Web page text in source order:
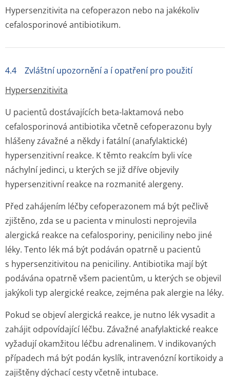
Hypersenzitivita na cefoperazon nebo na jakékoliv
cefalosporinové antibiotikum.
4.4 Zvláštní upozornění a í opatření pro použití
Hypersenzitivita
U pacientů dostávajících beta-laktamová nebo
cefalosporinová antibiotika včetně cefoperazonu byly
hlášeny závažné a někdy i fatální (anafylaktické)
hypersenzitivní reakce. K těmto reakcím byli více
náchylní jedinci, u kterých se již dříve objevily
hypersenzitivní reakce na rozmanité alergeny.
Před zahájením léčby cefoperazonem má být pečlivě
zjištěno, zda se u pacienta v minulosti neprojevila
alergická reakce na cefalosporiny, peniciliny nebo jiné
léky. Tento lék má být podáván opatrně u pacientů
s hypersenzitivitou na peniciliny. Antibiotika mají být
podávána opatrně všem pacientům, u kterých se objevil
jakýkoli typ alergické reakce, zejména pak alergie na léky.
Pokud se objeví alergická reakce, je nutno lék vysadit a
zahájit odpovídající léčbu. Závažné anafylaktické reakce
vyžadují okamžitou léčbu adrenalinem. V indikovaných
případech má být podán kyslík, intravenózní kortikoidy a
zajištěny dýchací cesty včetně intubace.